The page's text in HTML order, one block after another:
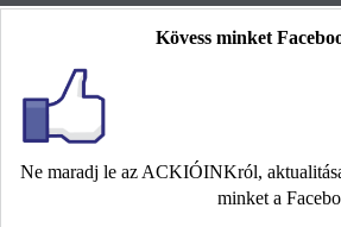
Kövess minket
Ne maradj le az ACKIÓINKról,
minket a